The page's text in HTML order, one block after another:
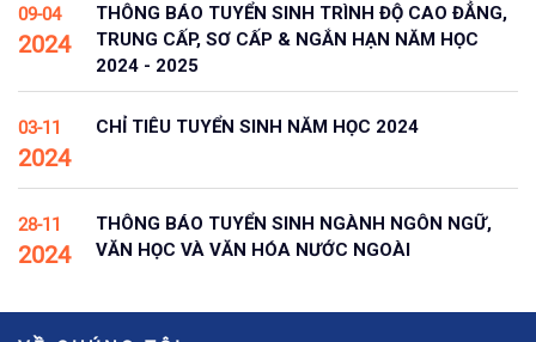
09-04
2024
THÔNG BÁO TUYỂN SINH TRÌNH ĐỘ CAO ĐẲNG,
TRUNG CẤP, SƠ CẤP & NGẮN HẠN NĂM HỌC
2024 - 2025
03-11
2024
CHỈ TIÊU TUYỂN SINH NĂM HỌC 2024
28-11
2024
THÔNG BÁO TUYỂN SINH NGÀNH NGÔN NGỮ,
VĂN HỌC VÀ VĂN HÓA NƯỚC NGOÀI